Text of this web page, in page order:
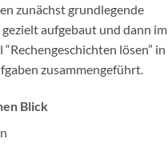
zunächst grundlegende
aufgebaut und dann im
lösen” in
zusammengeführt.
Blick